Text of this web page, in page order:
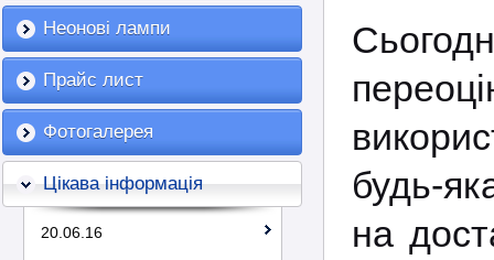
Неонові лампи
Прайс лист
Фотогалерея
Цікава інформація
20.06.16
будь-
на